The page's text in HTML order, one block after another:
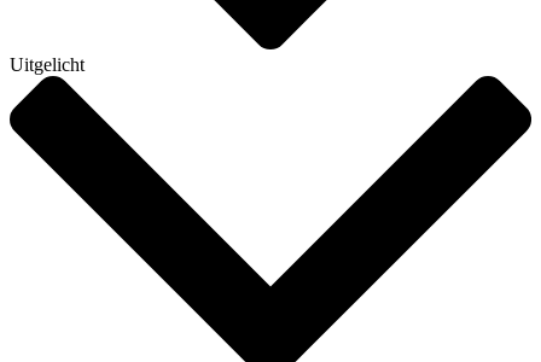
Uitgelicht